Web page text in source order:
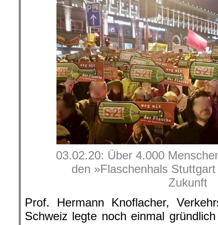
03.02.20: Über 4.000
den »Flaschenhals
Zukunft
Prof. Hermann Knoflacher,
Schweiz legte noch einmal